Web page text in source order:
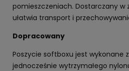
pomieszczeniach. Dostarczany w
ułatwia transport i
Dopracowany
Poszycie softboxu jest wykonane
jednocześnie wytrzymałego